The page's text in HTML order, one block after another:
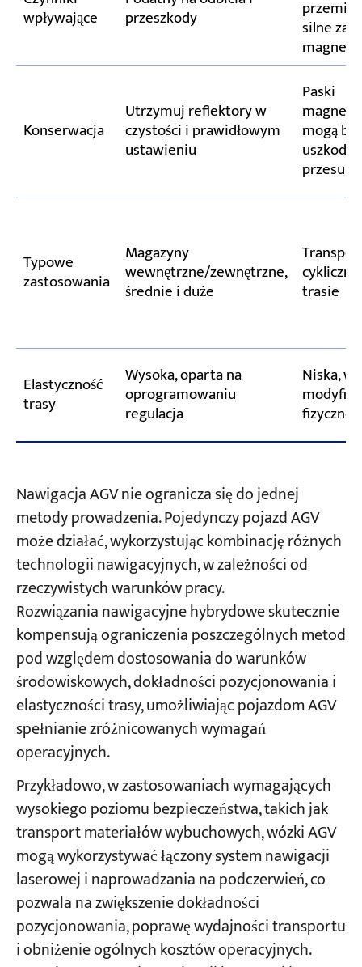
wpływające przeszkody silne
Konserwacja
Utrzymuj reflektory w
czystości i prawidłowym
ustawieniu
Paski
mogą
Typowe
zastosowania
Magazyny
wewnętrzne/zewnętrzne,
średnie i duże trasie
Elastyczność
trasy
Wysoka, oparta na
oprogramowaniu
regulacja
Niska,
fizycznej
Nawigacja AGV nie ogranicza się do jednej
metody prowadzenia. Pojedynczy pojazd AGV
może działać, wykorzystując kombinację różnych
technologii nawigacyjnych, w zależności od
rzeczywistych warunków pracy.
Rozwiązania nawigacyjne hybrydowe skutecznie
kompensują ograniczenia poszczególnych metod
pod względem dostosowania do warunków
środowiskowych, dokładności pozycjonowania i
elastyczności trasy, umożliwiając pojazdom AGV
spełnianie zróżnicowanych wymagań
operacyjnych.
Przykładowo, w zastosowaniach wymagających
wysokiego poziomu bezpieczeństwa, takich jak
transport materiałów wybuchowych, wózki AGV
mogą wykorzystywać łączony system nawigacji
laserowej i naprowadzania na podczerwień, co
pozwala na zwiększenie dokładności
pozycjonowania, poprawę wydajności transportu
i obniżenie ogólnych kosztów operacyjnych.